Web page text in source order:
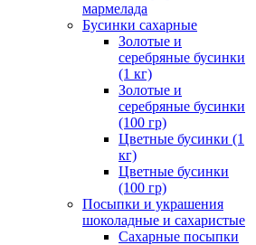
мармелада
Бусинки сахарные
Золотые и
серебряные бусинки
(1 кг)
Золотые и
серебряные бусинки
(100 гр)
Цветные бусинки (1
кг)
Цветные бусинки
(100 гр)
Посыпки и украшения
шоколадные и сахаристые
Сахарные посыпки